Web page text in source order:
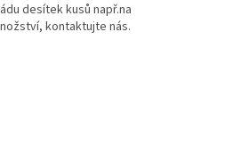
desítek kusů např.na
kontaktujte nás.